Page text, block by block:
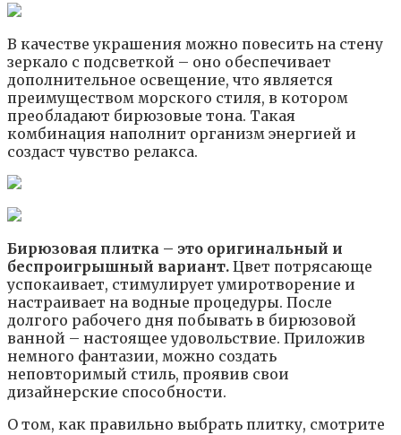
В качестве украшения можно повесить на стену
зеркало с подсветкой – оно обеспечивает
дополнительное освещение, что является
преимуществом морского стиля, в котором
преобладают бирюзовые тона. Такая
комбинация наполнит организм энергией и
создаст чувство релакса.
Бирюзовая плитка – это оригинальный и
беспроигрышный вариант. Цвет потрясающе
успокаивает, стимулирует умиротворение и
настраивает на водные процедуры. После
долгого рабочего дня побывать в бирюзовой
ванной – настоящее удовольствие. Приложив
немного фантазии, можно создать
неповторимый стиль, проявив свои
дизайнерские способности.
О том, как правильно выбрать плитку, смотрите